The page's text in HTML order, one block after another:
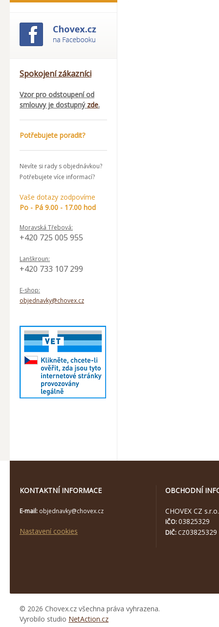
Spokojení zákazníci
Vzor pro odstoupení od
smlouvy je dostupný zde.
Potřebujete poradit?
Nevíte si rady s objednávkou?
Potřebujete více informací?
Vaše dotazy zodpovíme
Po - Pá 9.00 - 17.00 hod
Moravská Třebová:
+420 725 005 955
Lanškroun:
+420 733 107 299
E-shop:
objednavky@chovex.cz
KONTAKTNÍ INFORMACE
E-mail: objednavky@chovex.cz
Nastavení cookies
OBCHODNÍ
CHOVEX CZ s.r.o.
IČO:03825329
DIČ: CZ03825329
© 2026 Chovex.cz všechna práva vyhrazena.
Vyrobilo studio NetAction.cz